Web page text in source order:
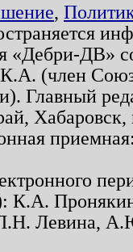
,
«Дебри-ДВ»
(член
Главный
К.А.
Левина,